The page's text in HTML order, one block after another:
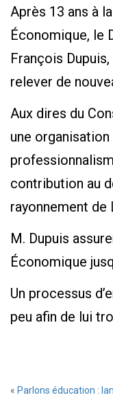
Après 13 ans à
Économique, le
François
relever de
Aux dires du
une
contribution au
rayonnement de
M. Dupuis
Économique
Un processus
peu afin de lui
« Parlons éducation :